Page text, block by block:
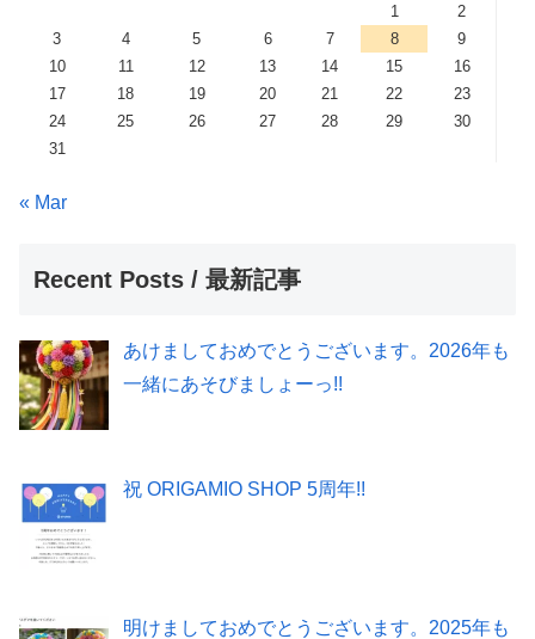
1
2
3
4 5 6 7 8
9
10
11 12 13 14 15
16
17
18 19 20 21 22
23
24
25 26 27 28 29
30
31
« Mar
Recent Posts / 最新記事
あけましておめでとうございます。2026年も
一緒にあそびましょーっ!!
祝 ORIGAMIO SHOP 5周年!!
明けましておめでとうございます。2025年も